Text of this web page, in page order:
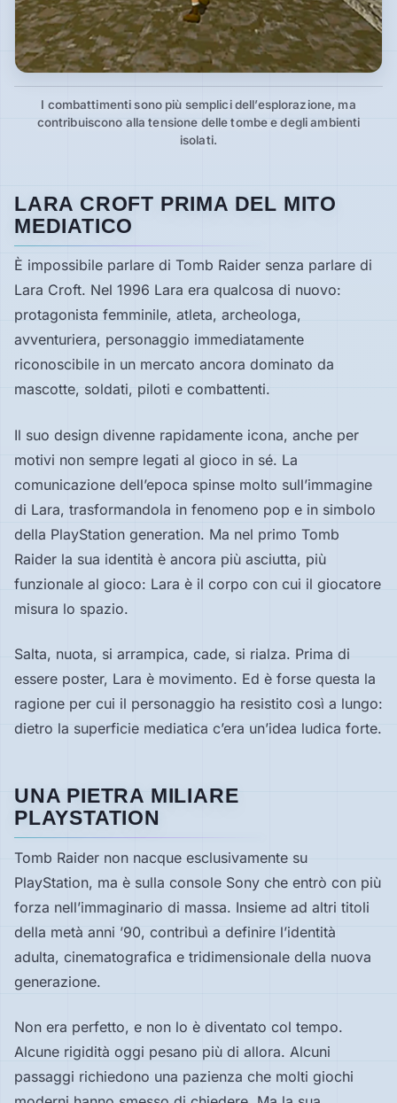
I combattimenti sono più semplici dell’esplorazione, ma
contribuiscono alla tensione delle tombe e degli ambienti
isolati.
LARA CROFT PRIMA DEL MITO
MEDIATICO
È impossibile parlare di Tomb Raider senza parlare di
Lara Croft. Nel 1996 Lara era qualcosa di nuovo:
protagonista femminile, atleta, archeologa,
avventuriera, personaggio immediatamente
riconoscibile in un mercato ancora dominato da
mascotte, soldati, piloti e combattenti.
Il suo design divenne rapidamente icona, anche per
motivi non sempre legati al gioco in sé. La
comunicazione dell’epoca spinse molto sull’immagine
di Lara, trasformandola in fenomeno pop e in simbolo
della PlayStation generation. Ma nel primo Tomb
Raider la sua identità è ancora più asciutta, più
funzionale al gioco: Lara è il corpo con cui il giocatore
misura lo spazio.
Salta, nuota, si arrampica, cade, si rialza. Prima di
essere poster, Lara è movimento. Ed è forse questa la
ragione per cui il personaggio ha resistito così a lungo:
dietro la superficie mediatica c’era un’idea ludica forte.
UNA PIETRA MILIARE
PLAYSTATION
Tomb Raider non nacque esclusivamente su
PlayStation, ma è sulla console Sony che entrò con più
forza nell’immaginario di massa. Insieme ad altri titoli
della metà anni ’90, contribuì a definire l’identità
adulta, cinematografica e tridimensionale della nuova
generazione.
Non era perfetto, e non lo è diventato col tempo.
Alcune rigidità oggi pesano più di allora. Alcuni
passaggi richiedono una pazienza che molti giochi